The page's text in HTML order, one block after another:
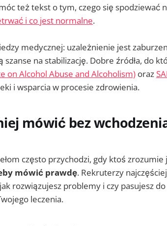
też tekst o tym, czego się spodziewać
i co jest normalne.
medycznej: uzależnienie jest
szanse na stabilizację. Dobre źródła, do
on Alcohol Abuse and Alcoholism) oraz
i wsparcia w procesie zdrowienia.
mówić bez
często przychodzi, gdy ktoś zrozumie
mówić prawdę. Rekruterzy
rozwiązujesz problemy i czy pasujesz
leczenia.